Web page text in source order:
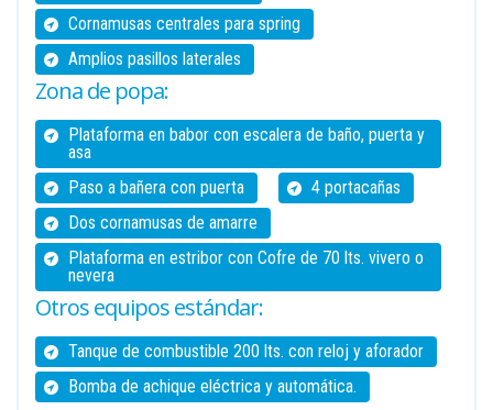
Cornamusas centrales para spring
Amplios pasillos laterales
Zona de popa:
Plataforma en babor con escalera de baño, puerta y
asa
Paso a bañera con puerta
4 portacañas
Dos cornamusas de amarre
Plataforma en estribor con Cofre de 70 lts. vivero o
nevera
Otros equipos estándar:
Tanque de combustible 200 lts. con reloj y aforador
Bomba de achique eléctrica y automática.